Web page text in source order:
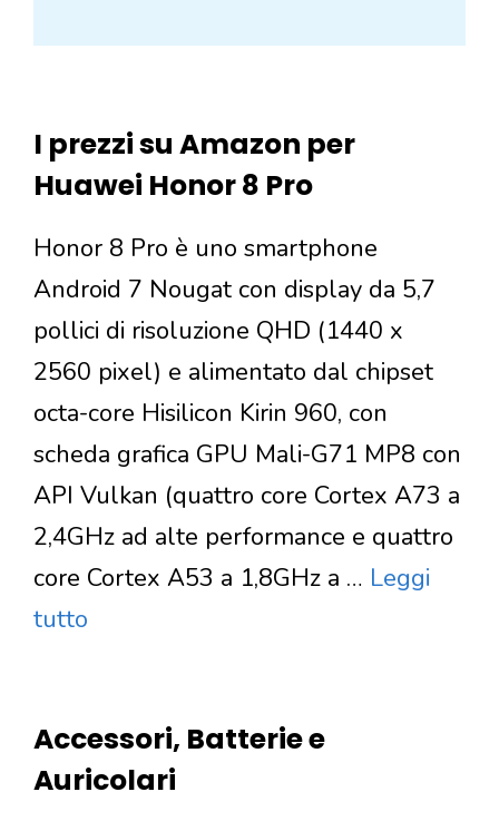
I prezzi su Amazon per
Huawei Honor 8 Pro
Honor 8 Pro è uno smartphone
Android 7 Nougat con display da 5,7
pollici di risoluzione QHD (1440 x
2560 pixel) e alimentato dal chipset
octa-core Hisilicon Kirin 960, con
scheda grafica GPU Mali-G71 MP8 con
API Vulkan (quattro core Cortex A73 a
2,4GHz ad alte performance e quattro
core Cortex A53 a 1,8GHz a … Leggi
tutto
Accessori, Batterie e
Auricolari